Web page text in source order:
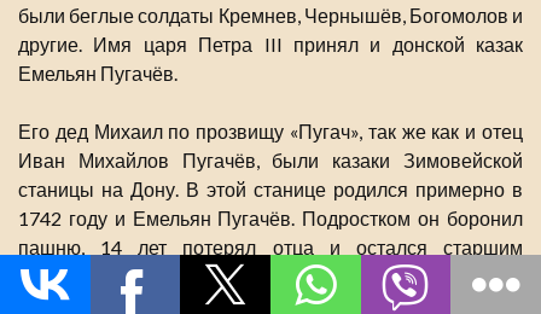
были беглые солдаты Кремнев, Чернышёв, Богомолов и
другие. Имя царя Петра III принял и донской казак
Емельян Пугачёв.
Его дед Михаил по прозвищу «Пугач», так же как и отец
Иван Михайлов Пугачёв, были казаки Зимовейской
станицы на Дону. В этой станице родился примерно в
1742 году и Емельян Пугачёв. Подростком он боронил
пашню, 14 лет потерял отца и остался старшим
работником в семье. Семнадцати лет он женился на
казачке Есауловской станицы Софье Недюжевой, от